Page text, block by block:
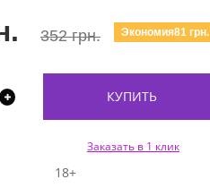
352 грн. Экономия81 грн.
КУПИТЬ
Заказать в 1 клик
18+